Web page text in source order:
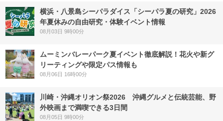
横浜・八景島シーパラダイス「シーパラ夏の研究」2026
年夏休みの自由研究・体験イベント情報
08月03日 9時00分
ムーミンバレーパーク夏イベント徹底解説！花火や新グ
リーティングや限定パス情報も
08月06日 16時00分
川崎・沖縄オリオン祭2026 沖縄グルメと伝統芸能、野
外映画まで満喫できる3日間
08月05日 9時00分